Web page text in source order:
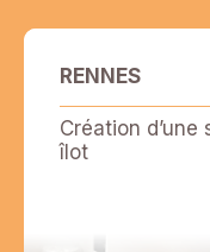
RENNES
Création
îlot